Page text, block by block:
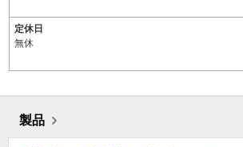
定休日
無休
製品